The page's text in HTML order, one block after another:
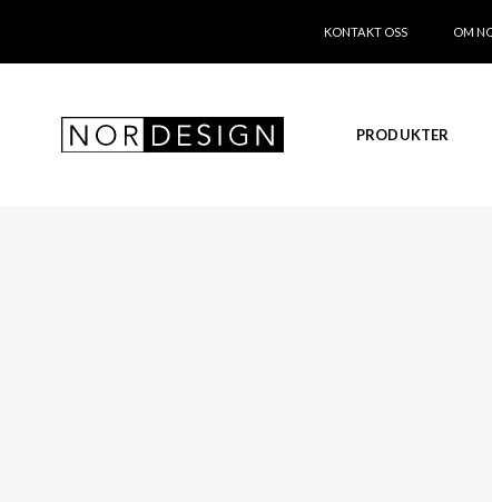
KONTAKT OSS OM
PRODUKTER